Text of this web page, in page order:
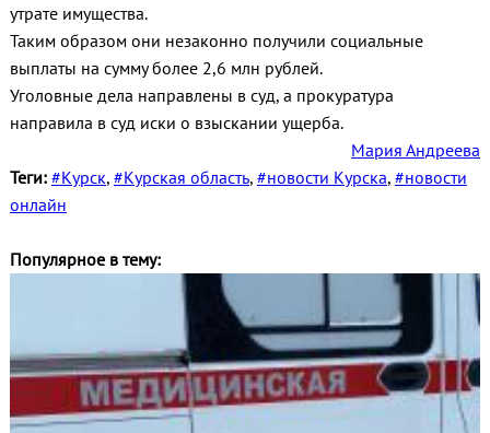
утрате имущества.
Таким образом они незаконно получили социальные
выплаты на сумму более 2,6 млн рублей.
Уголовные дела направлены в суд, а прокуратура
направила в суд иски о взыскании ущерба.
Мария Андреева
Теги: #Курск, #Курская область, #новости Курска, #новости
онлайн
Популярное в тему: